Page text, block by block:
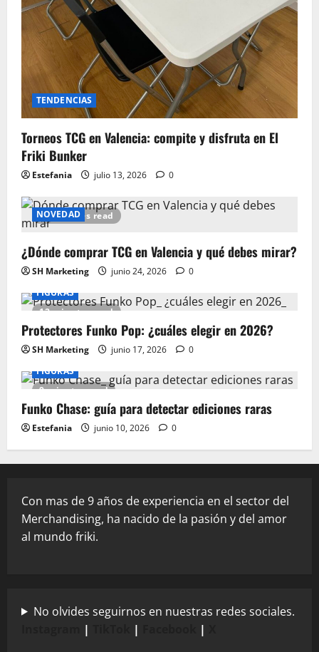
TENDENCIAS
Torneos TCG en Valencia: compite y disfruta en El
Friki Bunker
Estefania julio 13, 2026 0
15 minutes read
NOVEDAD
¿Dónde comprar TCG en Valencia y qué debes mirar?
SH Marketing junio 24, 2026 0
12 minutes read
FIGURAS
Protectores Funko Pop: ¿cuáles elegir en 2026?
SH Marketing junio 17, 2026 0
9 minutes read
FIGURAS
Funko Chase: guía para detectar ediciones raras
Estefania junio 10, 2026 0
Con mas de 9 años de experiencia en el sector del
Merchandising, ha nacido de la pasión y del amor
al mundo friki.
No olvides seguirnos en nuestras redes sociales.
| | |